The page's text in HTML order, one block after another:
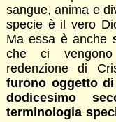
sangue, anima e
specie è il vero
Ma essa è anche
che ci
redenzione di
furono oggetto
dodicesimo
terminologia